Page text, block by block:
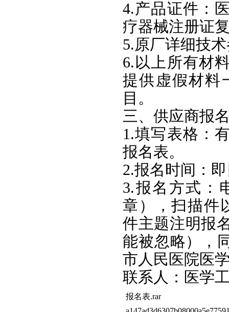
4.产品证件：
疗器械注册证
5.原厂详细技
6.以上所有材
提供虚假材料
目。
三、供应商报
1.填写表格：
报名表。
2.报名时间：
3.报名方式：
章），扫描件
件主题注明报
能被忽略），
市人民医院医
联系人：医学
报名表.rar